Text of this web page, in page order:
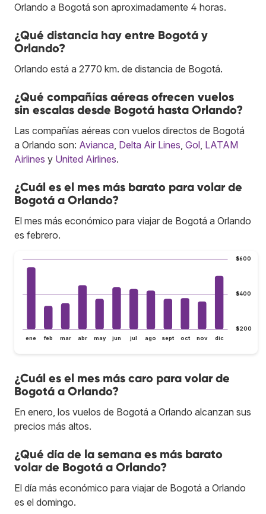
Orlando a Bogotá son aproximadamente 4 horas.
¿Qué distancia hay entre Bogotá y
Orlando?
Orlando está a 2770 km. de distancia de Bogotá.
¿Qué compañías aéreas ofrecen vuelos
sin escalas desde Bogotá hasta Orlando?
Las compañías aéreas con vuelos directos de Bogotá
a Orlando son: Avianca Delta Air Lines Gol LATAM
Airlines y United Airlines.
¿Cuál es el mes más barato para volar de
Bogotá a Orlando?
El mes más económico para viajar de Bogotá a Orlando
es febrero.
$200
$400
$600
ene feb mar abr may jun jul ago sept oct nov dic
¿Cuál es el mes más caro para volar de
Bogotá a Orlando?
En enero, los vuelos de Bogotá a Orlando alcanzan sus
precios más altos.
¿Qué día de la semana es más barato
volar de Bogotá a Orlando?
El día más económico para viajar de Bogotá a Orlando
es el domingo.